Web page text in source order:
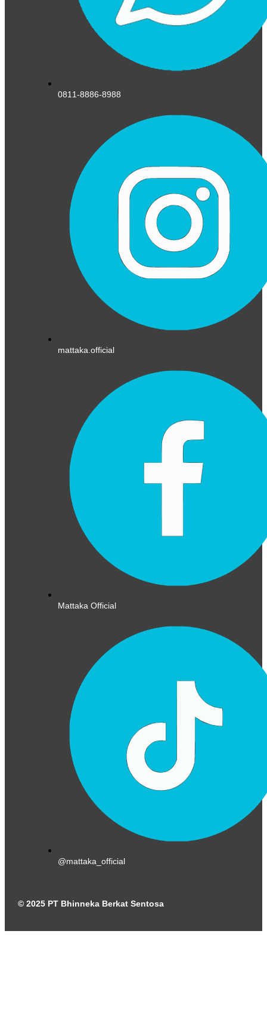
0811-8886-8988
mattaka.official
Mattaka Official
@mattaka_official
© 2025 PT Bhinneka Berkat Sentosa